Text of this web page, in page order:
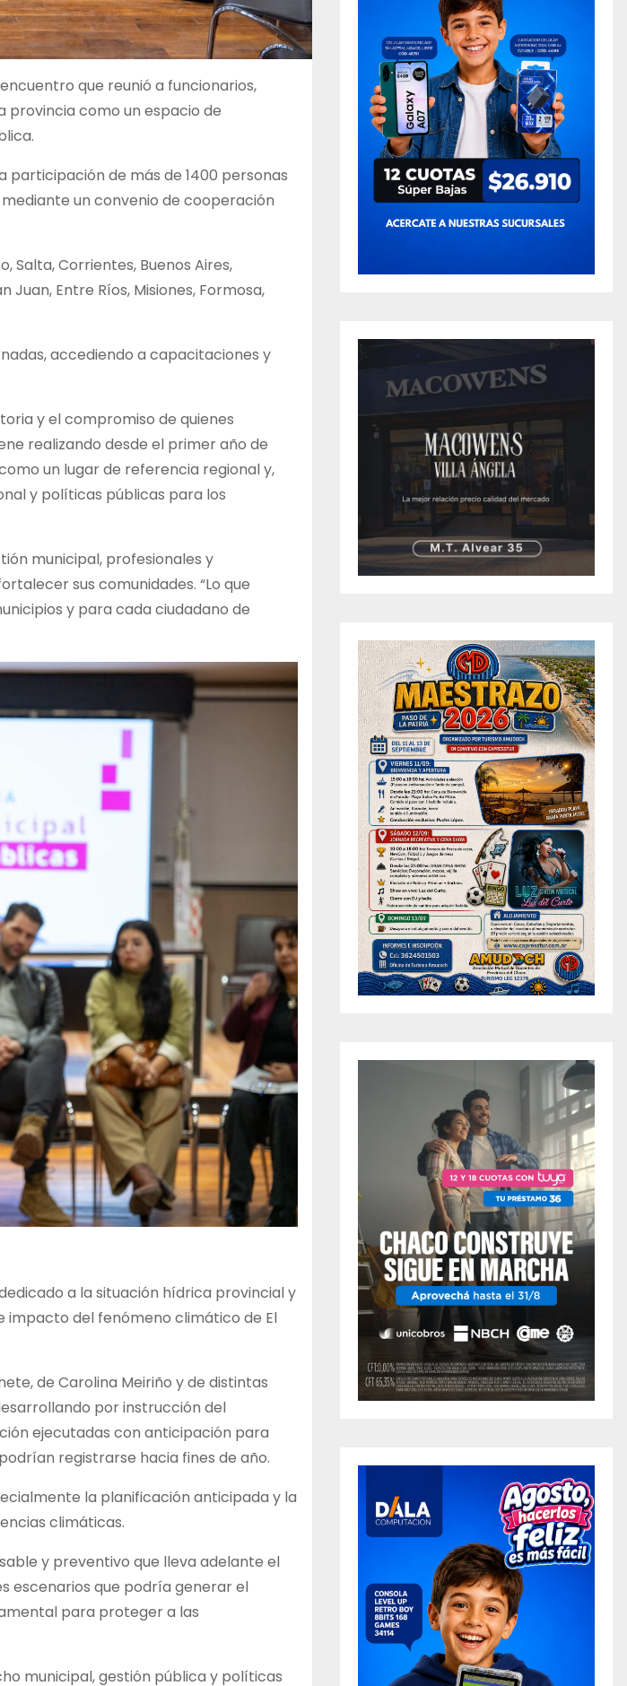
que reunió a funcionarios,
provincia como un espacio de
de más de 1400 personas
un convenio de cooperación
Corrientes, Buenos Aires,
Juan, Entre Ríos, Misiones, Formosa,
accediendo a capacitaciones y
y el compromiso de quienes
realizando desde el primer año de
un lugar de referencia regional y,
y políticas públicas para los
municipal, profesionales y
sus comunidades. “Lo que
y para cada ciudadano de
a la situación hídrica provincial y
impacto del fenómeno climático de El
de Carolina Meiriño y de distintas
por instrucción del
ejecutadas con anticipación para
registrarse hacia fines de año.
la planificación anticipada y la
climáticas.
y preventivo que lleva adelante el
escenarios que podría generar el
para proteger a las
municipal, gestión pública y políticas